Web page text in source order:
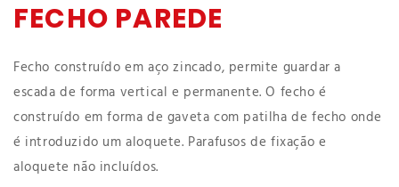
FECHO PAREDE
Fecho construído em aço zincado, permite guardar a
escada de forma vertical e permanente. O fecho é
construído em forma de gaveta com patilha de fecho onde
é introduzido um aloquete. Parafusos de fixação e
aloquete não incluídos.